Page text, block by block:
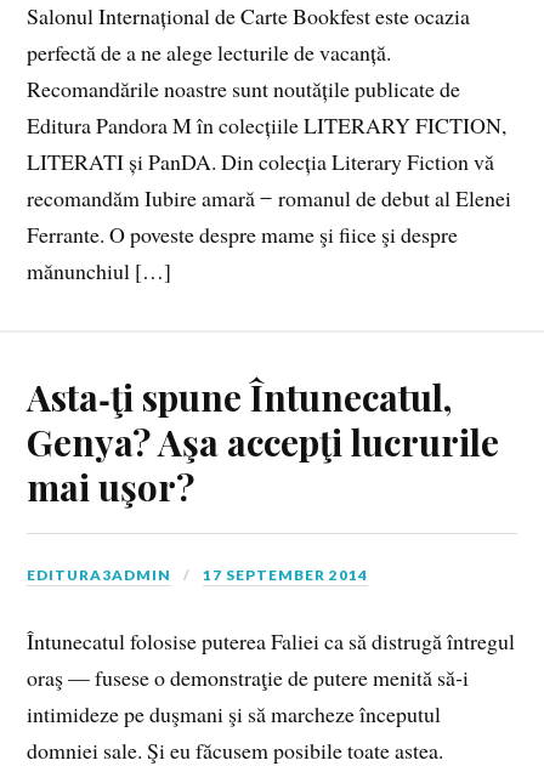
Salonul Internațional de Carte Bookfest este ocazia
perfectă de a ne alege lecturile de vacanță.
Recomandările noastre sunt noutățile publicate de
Editura Pandora M în colecțiile LITERARY FICTION,
LITERATI și PanDA. Din colecția Literary Fiction vă
recomandăm Iubire amară ̶ romanul de debut al Elenei
Ferrante. O poveste despre mame şi fiice şi despre
mănunchiul […]
Asta‑ţi spune Întunecatul,
Genya? Aşa accepţi lucrurile
mai uşor?
EDITURA3ADMIN 17 SEPTEMBER 2014
Întunecatul folosise puterea Faliei ca să distrugă întregul
oraş — fusese o demonstraţie de putere menită să‑i
intimideze pe duşmani şi să marcheze începutul
domniei sale. Şi eu făcusem posibile toate astea.